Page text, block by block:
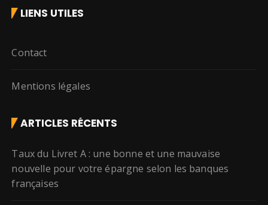
LIENS UTILES
Contact
Mentions légales
ARTICLES RÉCENTS
Taux du Livret A : une bonne et une mauvaise
nouvelle pour votre épargne selon les banques
françaises